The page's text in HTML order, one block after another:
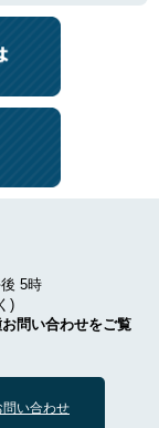
5時
)
問い合わせをご覧
問い合わせ